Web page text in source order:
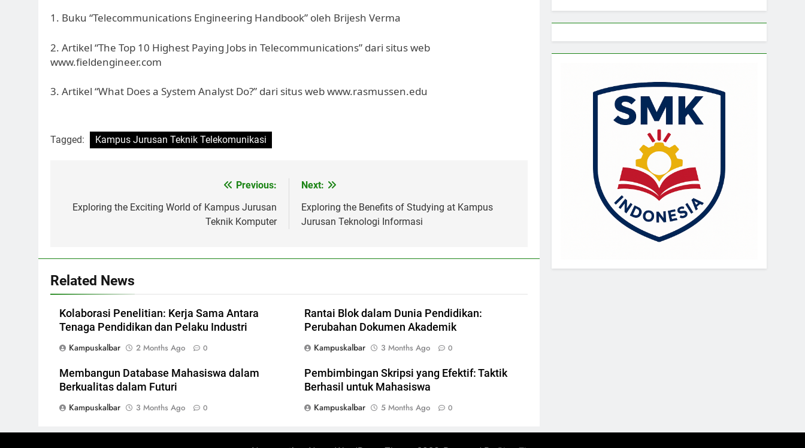
1. Buku “Telecommunications Engineering Handbook” oleh Brijesh Verma
2. Artikel “The Top 10 Highest Paying Jobs in Telecommunications” dari situs web
www.fieldengineer.com
3. Artikel “What Does a System Analyst Do?” dari situs web www.rasmussen.edu
Tagged: Kampus Jurusan Teknik Telekomunikasi
navigation
Previous:
Exploring the Exciting World of Kampus Jurusan
Teknik Komputer
Next:
Exploring the Benefits of Studying at Kampus
Jurusan Teknologi Informasi
Related News
Kolaborasi Penelitian: Kerja Sama Antara
Tenaga Pendidikan dan Pelaku Industri
Kampuskalbar
2 Months Ago 0
Rantai Blok dalam Dunia Pendidikan:
Perubahan Dokumen Akademik
Kampuskalbar
3 Months Ago 0
Membangun Database Mahasiswa dalam
Berkualitas dalam Futuri
Kampuskalbar
3 Months Ago 0
Pembimbingan Skripsi yang Efektif: Taktik
Berhasil untuk Mahasiswa
Kampuskalbar
5 Months Ago 0